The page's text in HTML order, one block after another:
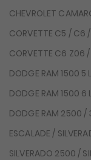
CHEVROLET
CORVETTE C5 / C6
CORVETTE C6 Z06
DODGE RAM 1500 5
DODGE RAM 1500 6
DODGE RAM 2500
ESCALADE /
SILVERADO 2500 /